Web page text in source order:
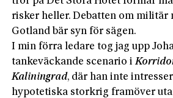
risker heller. Debatten om militär
Gotland bär syn för sägen.
I min förra ledare tog jag upp
tankeväckande scenario i
Kaliningrad, där han inte
hypotetiska storkrig framöver